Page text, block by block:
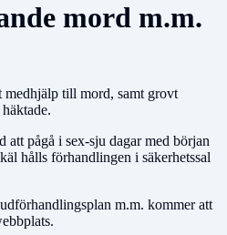
mord m.m.
till mord, samt grovt
pågå i sex-sju dagar med början
hålls förhandlingen i säkerhetssal
m.m. kommer att